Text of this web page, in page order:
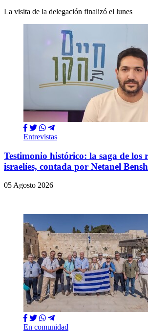
La visita de la delegación finalizó el lunes
Entrevistas
Testimonio histórico: la saga de los
israelíes, contada por Netanel
05 Agosto 2026
En comunidad